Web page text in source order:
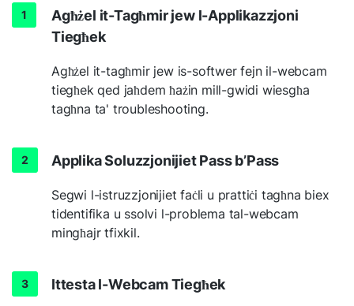
Agħżel it-Tagħmir jew l-Applikazzjoni
Tiegħek
Agħżel it-tagħmir jew is-softwer fejn il-webcam
tiegħek qed jaħdem ħażin mill-gwidi wiesgħa
tagħna ta' troubleshooting.
Applika Soluzzjonijiet Pass b’Pass
Segwi l-istruzzjonijiet faċli u prattiċi tagħna biex
tidentifika u ssolvi l-problema tal-webcam
mingħajr tfixkil.
Ittesta l-Webcam Tiegħek